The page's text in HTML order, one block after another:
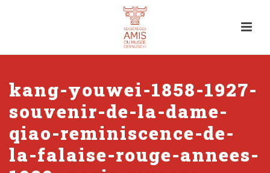
kang-youwei-1858-1927-
souvenir-de-la-dame-
qiao-reminiscence-de-
la-falaise-rouge-annees-